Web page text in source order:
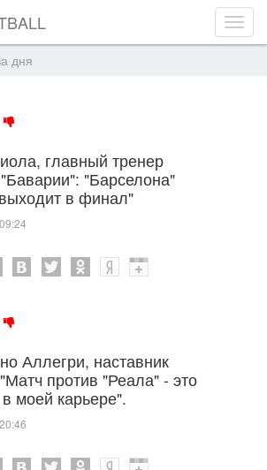
дня
главный тренер
"Барселона"
в финал"
Аллегри, наставник
против "Реала" - это
моей карьере".